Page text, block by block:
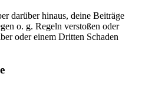
darüber hinaus, deine Beiträge
o. g. Regeln verstoßen oder
oder einem Dritten Schaden